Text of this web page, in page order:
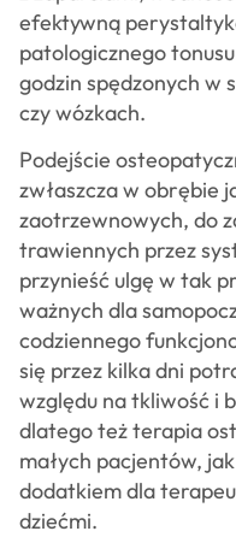
efektywną
patologicznego
godzin spędzonych w
czy wózkach.
Podejście
zwłaszcza w obrębie
zaotrzewnowych, do
trawiennych przez
przynieść ulgę w tak
ważnych dla
codziennego
się przez kilka dni
względu na tkliwość i
dlatego też terapia
małych pacjentów,
dodatkiem dla
dziećmi.